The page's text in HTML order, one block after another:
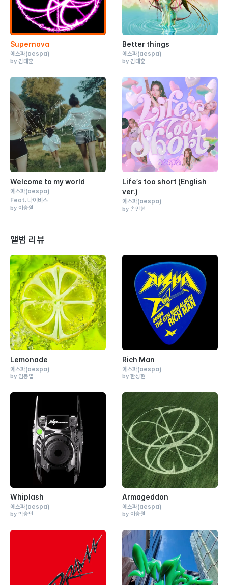
Supernova
에스파(aespa)
by 김태훈
Better things
에스파(aespa)
by 김태훈
Welcome to my world
에스파(aespa)
Feat. 나이비스
by 이승원
Life′s too short (English
ver.)
에스파(aespa)
by 손민현
앨범 리뷰
Lemonade
에스파(aespa)
by 임동엽
Rich Man
에스파(aespa)
by 한성현
Whiplash
에스파(aespa)
by 박승민
Armageddon
에스파(aespa)
by 이승원